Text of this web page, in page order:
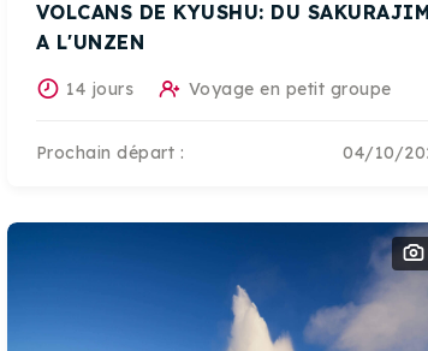
VOLCANS DE KYUSHU: DU
A L'UNZEN
14 jours Voyage en petit groupe
Prochain départ : 04/10/